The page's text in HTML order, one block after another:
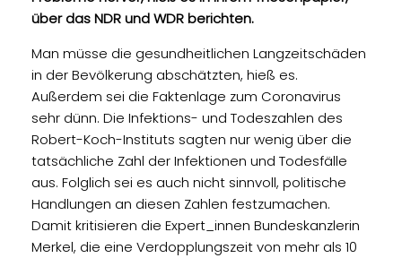
über das NDR und WDR berichten.
Man müsse die gesundheitlichen Langzeitschäden
in der Bevölkerung abschätzten, hieß es.
Außerdem sei die Faktenlage zum Coronavirus
sehr dünn. Die Infektions- und Todeszahlen des
Robert-Koch-Instituts sagten nur wenig über die
tatsächliche Zahl der Infektionen und Todesfälle
aus. Folglich sei es auch nicht sinnvoll, politische
Handlungen an diesen Zahlen festzumachen.
Damit kritisieren die Expert_innen Bundeskanzlerin
Merkel, die eine Verdopplungszeit von mehr als 10